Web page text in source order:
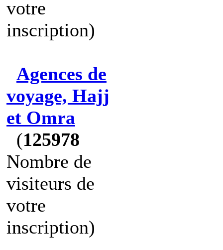
votre
inscription)
Agences de
voyage, Hajj
et Omra
(125978
Nombre de
visiteurs de
votre
inscription)